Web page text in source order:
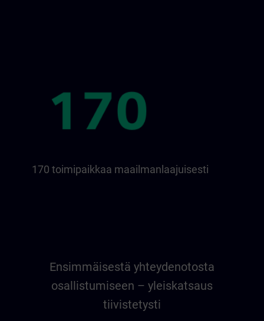
170 toimipaikkaa maailmanlaajuisesti
Ensimmäisestä yhteydenotosta
osallistumiseen – yleiskatsaus
tiivistetysti